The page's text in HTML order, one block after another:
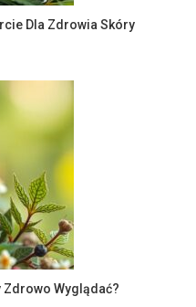
Dla Zdrowia Skóry
Zdrowo Wyglądać?